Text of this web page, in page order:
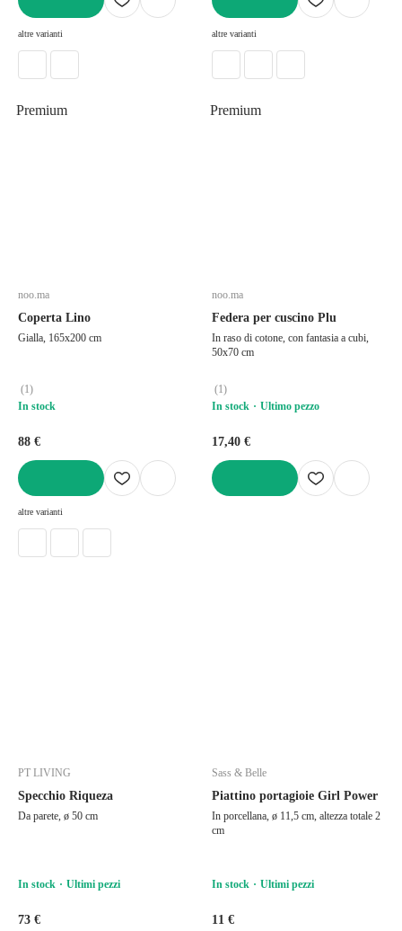
altre varianti altre varianti
Premium
noo.ma
Coperta Lino
Gialla, 165x200 cm
(1)
In stock
88 €
altre varianti
Premium
noo.ma
Federa per cuscino Plu
In raso di cotone, con fantasia a cubi,
50x70 cm
(1)
In stock
Ultimo pezzo
17,40 €
PT LIVING
Specchio Riqueza
Da parete, ø 50 cm
In stock Ultimi pezzi
73 €
Sass & Belle
Piattino portagioie Girl Power
In porcellana, ø 11,5 cm, altezza totale 2
cm
In stock Ultimi pezzi
11 €